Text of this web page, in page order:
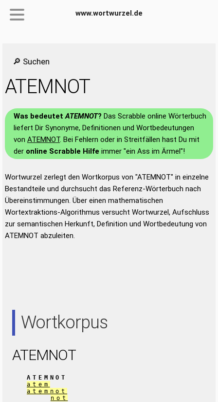
www.wortwurzel.de
🔎 Suchen
ATEMNOT
Was bedeutetATEMNOT? Das Scrabble online Wörterbuch
liefert Dir Synonyme, Definitionen und Wortbedeutungen
von ATEMNOT. Bei Fehlern oder in Streitfällen hast Du mit
der online Scrabble Hilfe immer "ein Ass im Ärmel"!
Wortwurzel zerlegt den Wortkorpus von "ATEMNOT" in einzelne
Bestandteile und durchsucht das Referenz-Wörterbuch nach
Übereinstimmungen. Über einen mathematischen
Wortextraktions-Algorithmus versucht Wortwurzel, Aufschluss
zur semantischen Herkunft, Definition und Wortbedeutung von
ATEMNOT abzuleiten.
Wortkorpus
ATEMNOT
ATEMNOT
atem
atemnot
not